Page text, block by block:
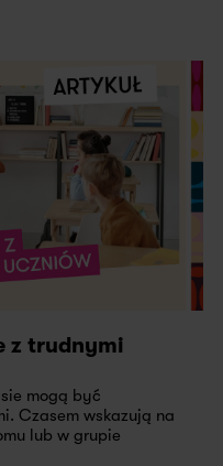
z trudnymi
mogą być
Czasem wskazują na
lub w grupie